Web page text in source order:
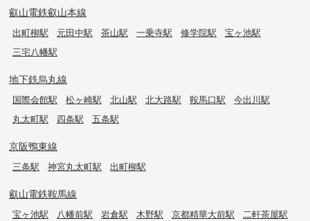
叡山電鉄叡山本線
出町柳駅 元田中駅 茶山駅 一乗寺駅 修学院駅
宝ヶ池駅
三宅八幡駅
地下鉄烏丸線
国際会館駅 松ヶ崎駅 北山駅 北大路駅 鞍馬口駅
今出川駅
丸太町駅
四条駅 五条駅
京阪鴨東線
三条駅 神宮丸太町駅 出町柳駅
叡山電鉄鞍馬線
宝ヶ池駅 八幡前駅 岩倉駅 木野駅 京都精華大前駅
二軒茶屋駅